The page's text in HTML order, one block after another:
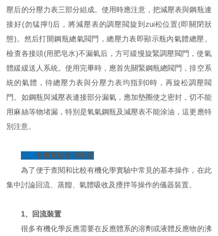
壓后的分壓力表三部分組成。使用時應注意，把減壓表與鋼瓶連
接好(勿猛擰!)后，將減壓表的調壓閥旋到zui松位置(即關閉狀
態)。然后打開鋼瓶總氣閥門，總壓力表即顯示瓶內氣體總壓。
檢查各接頭(用肥皂水)不漏氣后，方可緩慢旋緊調壓閥門，使氣
體緩緩送人系統。使用完畢時，應首先關緊鋼瓶總閥門，排空系
統的氣體，待總壓力表與分壓力表均指到0時，再旋松調壓閥
門。如鋼瓶與減壓表連接部分漏氣，應加墊圈使之密封，切不能
用麻絲等物堵漏，特別是氧氣鋼瓶及減壓表不能涂油，這更應特
別注意。
二、有機實驗常用裝置
為了便于查閱和比較有機化學實驗中常見的基本操作，在此
集中討論回流、蒸餾、氣體吸收及攪拌等操作的儀器裝置。
1、回流裝置
很多有機化學反應需要在反應體系的溶劑或液體反應物的沸